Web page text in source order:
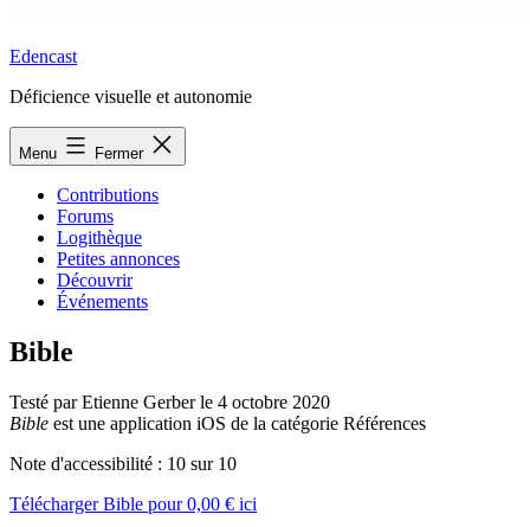
Edencast
Déficience visuelle et autonomie
Menu Fermer
Contributions
Forums
Logithèque
Petites annonces
Découvrir
Événements
Bible
Testé par Etienne Gerber le 4 octobre 2020
Bible est une application iOS de la catégorie Références
Note d'accessibilité : 10 sur 10
TéléchargerBible pour0,00 € ici